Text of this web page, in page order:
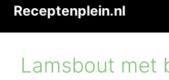
inhoud
Receptenplein.nl
Lamsbout met